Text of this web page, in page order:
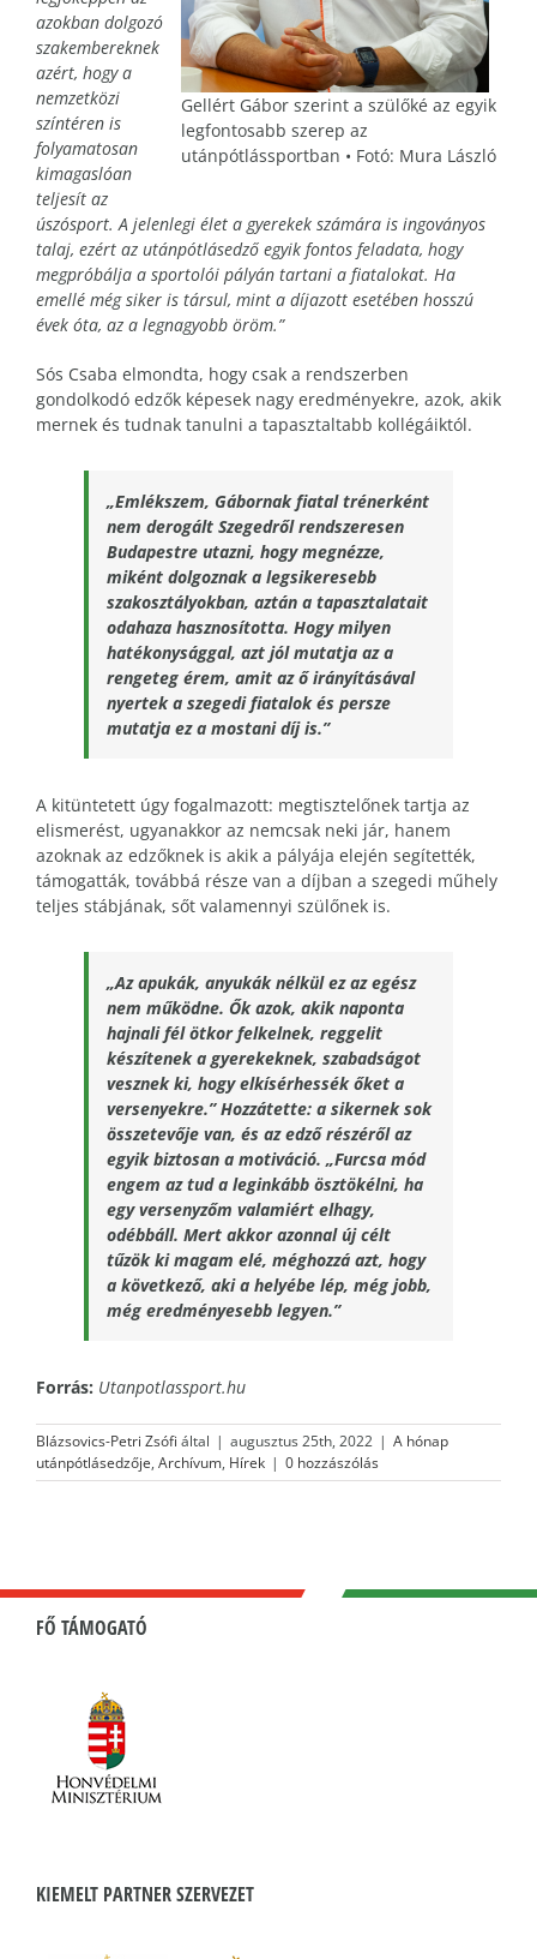
Gellért Gábor szerint a szülőké az egyik
legfontosabb szerep az
utánpótlássportban • Fotó: Mura László
azokban dolgozó
szakembereknek
azért, hogy a
nemzetközi
színtéren is
folyamatosan
kimagaslóan
teljesít az
úszósport. A jelenlegi élet a gyerekek számára is ingoványos
talaj, ezért az utánpótlásedző egyik fontos feladata, hogy
megpróbálja a sportolói pályán tartani a fiatalokat. Ha
emellé még siker is társul, mint a díjazott esetében hosszú
évek óta, az a legnagyobb öröm.”
Sós Csaba elmondta, hogy csak a rendszerben
gondolkodó edzők képesek nagy eredményekre, azok, akik
mernek és tudnak tanulni a tapasztaltabb kollégáiktól.
„Emlékszem, Gábornak fiatal trénerként
nem derogált Szegedről rendszeresen
Budapestre utazni, hogy megnézze,
miként dolgoznak a legsikeresebb
szakosztályokban, aztán a tapasztalatait
odahaza hasznosította. Hogy milyen
hatékonysággal, azt jól mutatja az a
rengeteg érem, amit az ő irányításával
nyertek a szegedi fiatalok és persze
mutatja ez a mostani díj is.”
A kitüntetett úgy fogalmazott: megtisztelőnek tartja az
elismerést, ugyanakkor az nemcsak neki jár, hanem
azoknak az edzőknek is akik a pályája elején segítették,
támogatták, továbbá része van a díjban a szegedi műhely
teljes stábjának, sőt valamennyi szülőnek is.
„Az apukák, anyukák nélkül ez az egész
nem működne. Ők azok, akik naponta
hajnali fél ötkor felkelnek, reggelit
készítenek a gyerekeknek, szabadságot
vesznek ki, hogy elkísérhessék őket a
versenyekre.”Hozzátette: a sikernek sok
összetevője van, és az edző részéről az
egyik biztosan a motiváció. „Furcsa mód
engem az tud a leginkább ösztökélni, ha
egy versenyzőm valamiért elhagy,
odébbáll. Mert akkor azonnal új célt
tűzök ki magam elé, méghozzá azt, hogy
a következő, aki a helyébe lép, még jobb,
még eredményesebb legyen.”
Forrás: Utanpotlassport.hu
Blázsovics-Petri Zsófi által | augusztus 25th, 2022 | A hónap
utánpótlásedzője, Archívum, Hírek | 0 hozzászólás
FŐ TÁMOGATÓ
KIEMELT PARTNER SZERVEZET